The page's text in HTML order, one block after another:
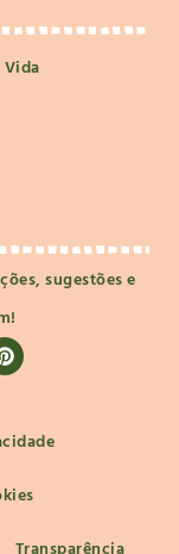
sugestões e